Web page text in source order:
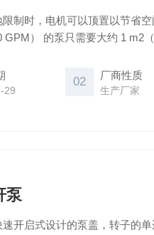
制时，电机可以顶置以节省
GPM） 的泵只需要大约 1 m2（
29
02 厂商性质
生产厂家
泵
开启式设计的泵盖，转子的